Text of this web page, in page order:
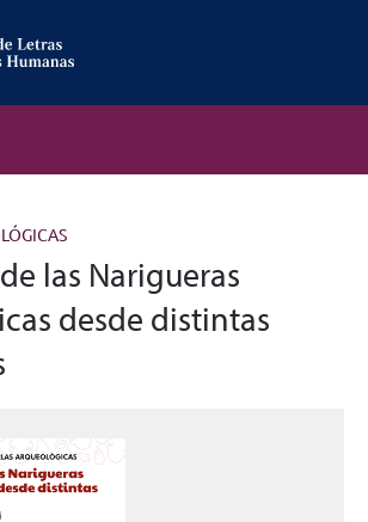
las Narigueras
desde distintas